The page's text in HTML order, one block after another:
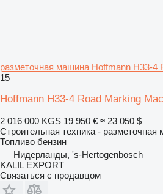
разметочная машина Hoffmann H33-4
15
Hoffmann H33-4 Road Marking
2 016 000 KGS 19 950 € ≈ 23 050 $
Строительная техника - разметочная
Топливо бензин
Нидерланды, 's-Hertogenbosch
KALIL EXPORT
Связаться с продавцом